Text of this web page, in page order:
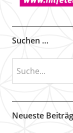
Suchen …
Neueste